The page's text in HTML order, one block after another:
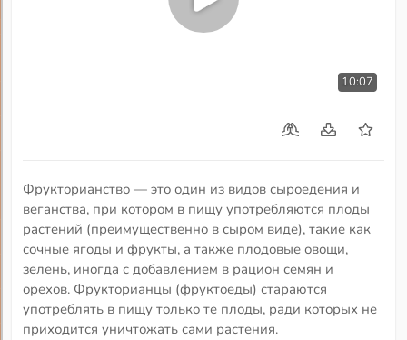
10:07
Фрукторианство — это один из видов сыроедения и
веганства, при котором в пищу употребляются плоды
растений (преимущественно в сыром виде), такие как
сочные ягоды и фрукты, а также плодовые овощи,
зелень, иногда с добавлением в рацион семян и
орехов. Фрукторианцы (фруктоеды) стараются
употреблять в пищу только те плоды, ради которых не
приходится уничтожать сами растения.